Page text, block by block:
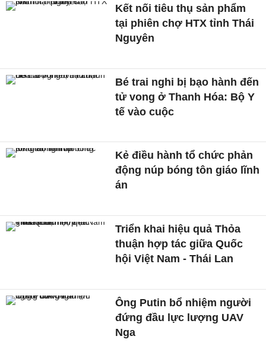
Kết nối tiêu thụ sản phẩm
tại phiên chợ HTX tỉnh Thái
Nguyên
Bé trai nghi bị bạo hành đến
tử vong ở Thanh Hóa: Bộ Y
tế vào cuộc
Kẻ điều hành tổ chức phản
động núp bóng tôn giáo lĩnh
án
Triển khai hiệu quả Thỏa
thuận hợp tác giữa Quốc
hội Việt Nam - Thái Lan
Ông Putin bổ nhiệm người
đứng đầu lực lượng UAV
Nga